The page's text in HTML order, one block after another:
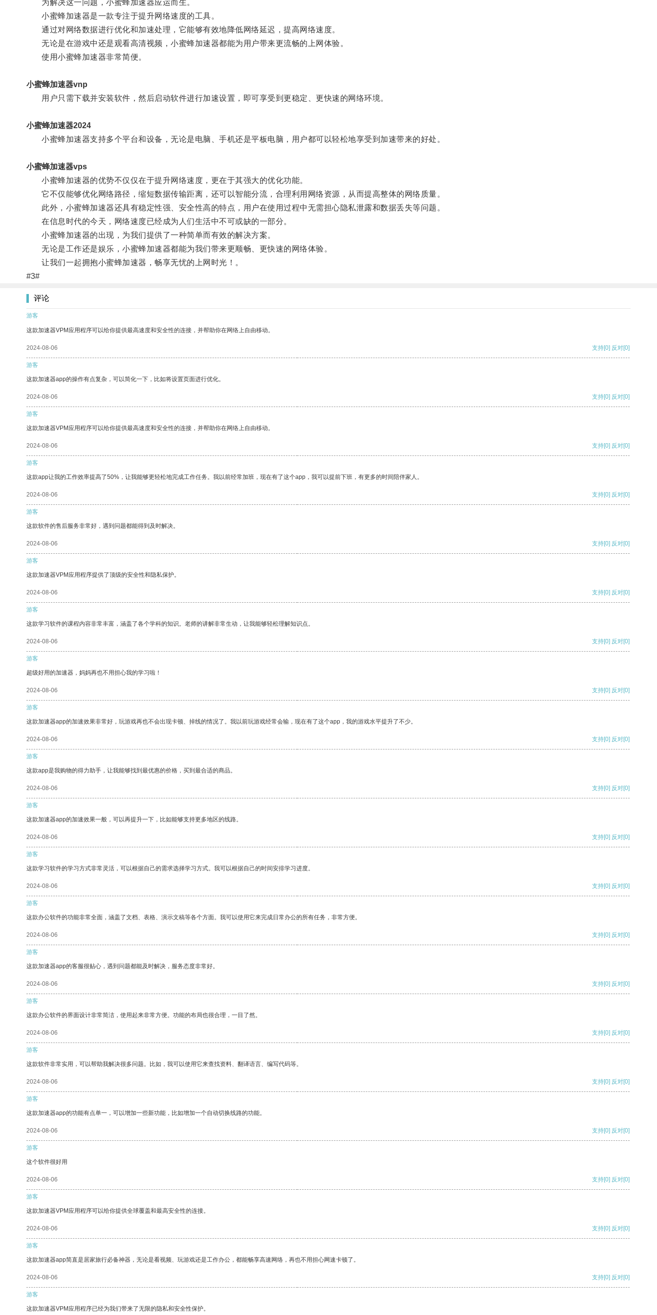
为解决这一问题，小蜜蜂加速器应运而生。
小蜜蜂加速器是一款专注于提升网络速度的工具。
通过对网络数据进行优化和加速处理，它能够有效地降低网络延迟，提高网络速度。
无论是在游戏中还是观看高清视频，小蜜蜂加速器都能为用户带来更流畅的上网体验。
使用小蜜蜂加速器非常简便。
小蜜蜂加速器vnp
用户只需下载并安装软件，然后启动软件进行加速设置，即可享受到更稳定、更快速的网络环境。
小蜜蜂加速器2024
小蜜蜂加速器支持多个平台和设备，无论是电脑、手机还是平板电脑，用户都可以轻松地享受到加速带来的好处。
小蜜蜂加速器vps
小蜜蜂加速器的优势不仅仅在于提升网络速度，更在于其强大的优化功能。
它不仅能够优化网络路径，缩短数据传输距离，还可以智能分流，合理利用网络资源，从而提高整体的网络质量。
此外，小蜜蜂加速器还具有稳定性强、安全性高的特点，用户在使用过程中无需担心隐私泄露和数据丢失等问题。
在信息时代的今天，网络速度已经成为人们生活中不可或缺的一部分。
小蜜蜂加速器的出现，为我们提供了一种简单而有效的解决方案。
无论是工作还是娱乐，小蜜蜂加速器都能为我们带来更顺畅、更快速的网络体验。
让我们一起拥抱小蜜蜂加速器，畅享无忧的上网时光！。
#3#
评论
游客
这款加速器VPM应用程序可以给你提供最高速度和安全性的连接，并帮助你在网络上自由移动。
2024-08-06 支持[0] 反对[0]
游客
这款加速器app的操作有点复杂，可以简化一下，比如将设置页面进行优化。
2024-08-06 支持[0] 反对[0]
游客
这款加速器VPM应用程序可以给你提供最高速度和安全性的连接，并帮助你在网络上自由移动。
2024-08-06 支持[0] 反对[0]
游客
这款app让我的工作效率提高了50%，让我能够更轻松地完成工作任务。我以前经常加班，现在有了这个app，我可以提前下班，有更多的时间陪伴家人。
2024-08-06 支持[0] 反对[0]
游客
这款软件的售后服务非常好，遇到问题都能得到及时解决。
2024-08-06 支持[0] 反对[0]
游客
这款加速器VPM应用程序提供了顶级的安全性和隐私保护。
2024-08-06 支持[0] 反对[0]
游客
这款学习软件的课程内容非常丰富，涵盖了各个学科的知识。老师的讲解非常生动，让我能够轻松理解知识点。
2024-08-06 支持[0] 反对[0]
游客
超级好用的加速器，妈妈再也不用担心我的学习啦！
2024-08-06 支持[0] 反对[0]
游客
这款加速器app的加速效果非常好，玩游戏再也不会出现卡顿、掉线的情况了。我以前玩游戏经常会输，现在有了这个app，我的游戏水平提升了不少。
2024-08-06 支持[0] 反对[0]
游客
这款app是我购物的得力助手，让我能够找到最优惠的价格，买到最合适的商品。
2024-08-06 支持[0] 反对[0]
游客
这款加速器app的加速效果一般，可以再提升一下，比如能够支持更多地区的线路。
2024-08-06 支持[0] 反对[0]
游客
这款学习软件的学习方式非常灵活，可以根据自己的需求选择学习方式。我可以根据自己的时间安排学习进度。
2024-08-06 支持[0] 反对[0]
游客
这款办公软件的功能非常全面，涵盖了文档、表格、演示文稿等各个方面。我可以使用它来完成日常办公的所有任务，非常方便。
2024-08-06 支持[0] 反对[0]
游客
这款加速器app的客服很贴心，遇到问题都能及时解决，服务态度非常好。
2024-08-06 支持[0] 反对[0]
游客
这款办公软件的界面设计非常简洁，使用起来非常方便。功能的布局也很合理，一目了然。
2024-08-06 支持[0] 反对[0]
游客
这款软件非常实用，可以帮助我解决很多问题。比如，我可以使用它来查找资料、翻译语言、编写代码等。
2024-08-06 支持[0] 反对[0]
游客
这款加速器app的功能有点单一，可以增加一些新功能，比如增加一个自动切换线路的功能。
2024-08-06 支持[0] 反对[0]
游客
这个软件很好用
2024-08-06 支持[0] 反对[0]
游客
这款加速器VPM应用程序可以给你提供全球覆盖和最高安全性的连接。
2024-08-06 支持[0] 反对[0]
游客
这款加速器app简直是居家旅行必备神器，无论是看视频、玩游戏还是工作办公，都能畅享高速网络，再也不用担心网速卡顿了。
2024-08-06 支持[0] 反对[0]
游客
这款加速器VPM应用程序已经为我们带来了无限的隐私和安全性保护。